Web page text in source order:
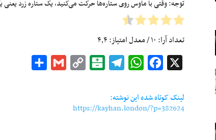
توجه: وقتی با ماوس روی ستاره‌ها حرکت می‌کنید، یک ستاره زرد یعنی
تعداد آرا: ۱۰/ معدل امتیاز:۴٫۴
Facebook
WhatsApp
Telegram
Balatarin
Copy
Gmail
لینک کوتاه شده این نوشته:
https://kayhan.london/?p=382624